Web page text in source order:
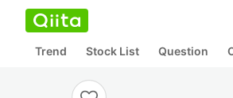
Trend Stock List Question